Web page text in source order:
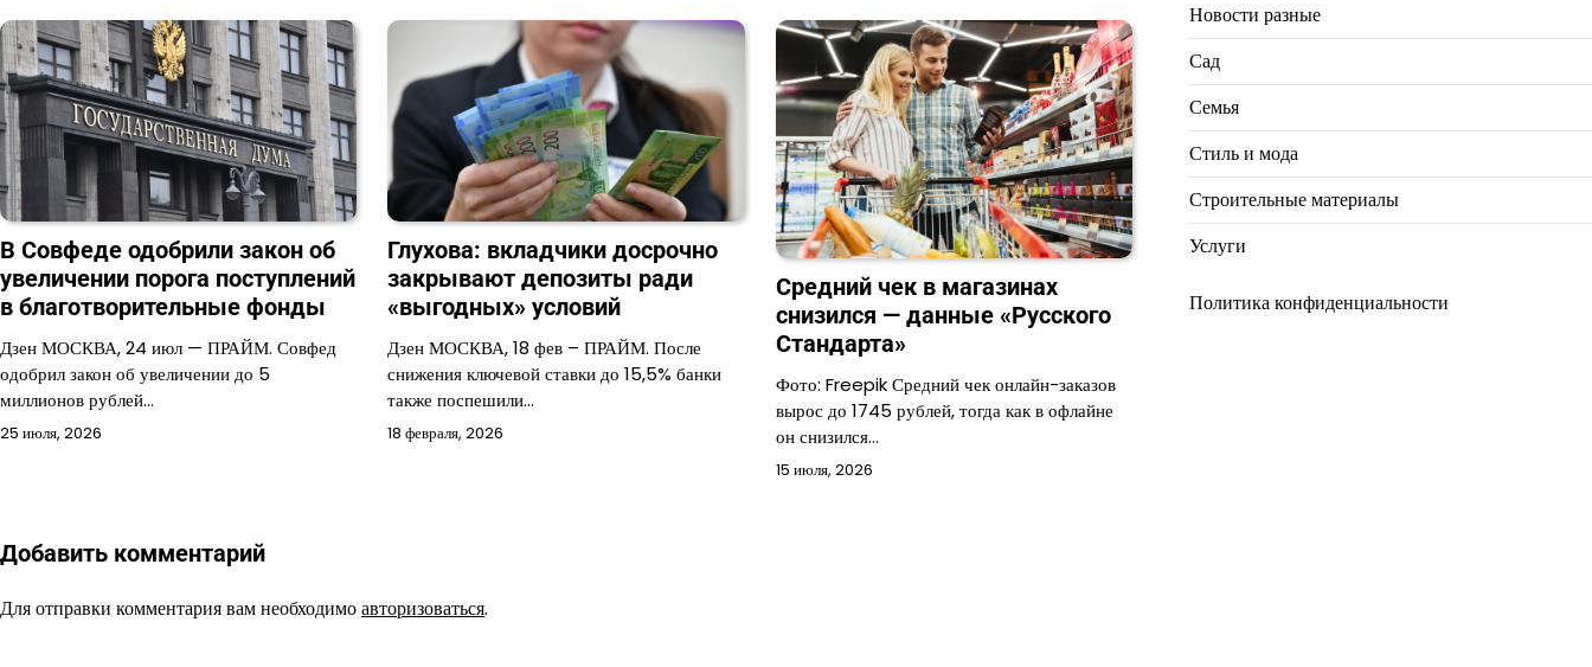
В Совфеде одобрили закон об
увеличении порога поступлений
в благотворительные фонды
Дзен МОСКВА, 24 июл — ПРАЙМ. Совфед
одобрил закон об увеличении до 5
миллионов рублей…
25 июля, 2026
Глухова: вкладчики досрочно
закрывают депозиты ради
«выгодных» условий
Дзен МОСКВА, 18 фев – ПРАЙМ. После
снижения ключевой ставки до 15,5% банки
также поспешили…
18 февраля, 2026
Средний чек в магазинах
снизился — данные «Русского
Стандарта»
Фото: Freepik Средний чек онлайн-заказов
вырос до 1745 рублей, тогда как в офлайне
он снизился…
15 июля, 2026
Добавить комментарий
Для отправки комментария вам необходимоавторизоваться.
Новости разные
Сад
Семья
Стиль и мода
Строительные материалы
Услуги
Политика конфиденциальности